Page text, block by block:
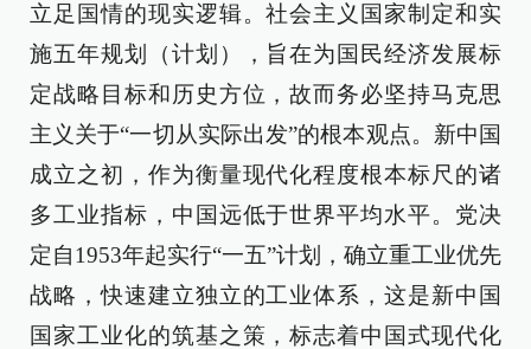
立足国情的现实逻辑。社会主义国家制定和实
施五年规划（计划），旨在为国民经济发展标
定战略目标和历史方位，故而务必坚持马克思
主义关于“一切从实际出发”的根本观点。新中国
成立之初，作为衡量现代化程度根本标尺的诸
多工业指标，中国远低于世界平均水平。党决
定自1953年起实行“一五”计划，确立重工业优先
战略，快速建立独立的工业体系，这是新中国
国家工业化的筑基之策，标志着中国式现代化